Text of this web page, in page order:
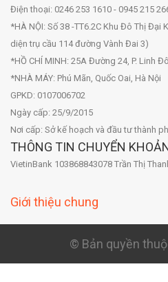
Điện thoại: 0246 253 1610 - 0945 215
*HÀ NỘI: Số 38 -TT6.2C Khu Đô Thị Đại
diện trụ cầu 114 đường Vành Đai 3)
*HỒ CHÍ MINH: 25A Đường 24, P. Linh
*NHÀ MÁY: Phú Mãn, Quốc Oai, Hà Nội
GPKD: 0107006702
Ngày cấp: 25/9/2015
Nơi cấp: Sở kế hoạch và đầu tư thành
THÔNG TIN CHUYỂN
VietinBank 103868843078 Trần Thị
Giới thiệu chung
© Bản quyền